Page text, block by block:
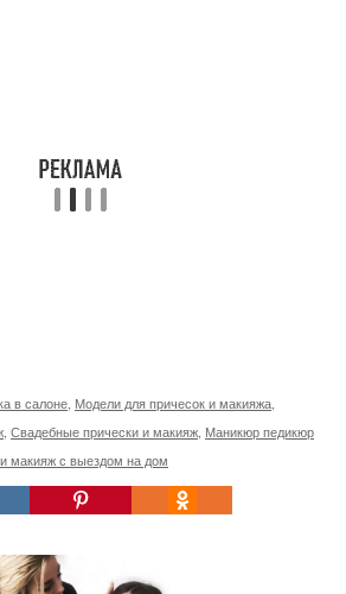
в салоне Модели для причесок и макияжа
Свадебные прически и макияж Маникюр педикюр
макияж с выездом на дом